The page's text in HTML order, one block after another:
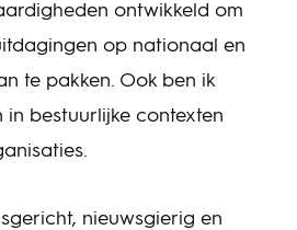
ontwikkeld om
op nationaal en
te pakken. Ook ben ik
in bestuurlijke contexten
nieuwsgierig en